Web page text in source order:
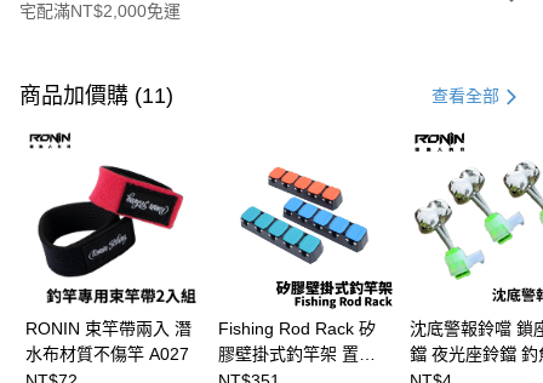
宅配滿NT$2,000免運
信用卡一次付款
信用卡分期付款
3 期 0 利率 每期 21家銀行
合作金庫商業銀行
第一商業銀行
華南商業銀行
彰化商業銀行
上海商業儲蓄銀行
台北富邦商業銀行
國泰世華商業銀行
兆豐國際商業銀行
臺灣中小企業銀行
台中商業銀行
匯豐（台灣）商業銀行
華泰商業銀行
聯邦商業銀行
遠東國際商業銀行
Apple Pay
街口支付
大哥付你分期
商品加價購 (11) 查看全部
RONIN 束竿帶兩入 潛
水布材質不傷竿 A027
Fishing Rod Rack 矽
膠壁掛式釣竿架 置竿
架 壁鎖式竿架 釣竿展
沈底警報鈴噹 鎖
鐺 夜光座鈴鐺 釣
鐺 沉底鈴鐺 1入 可插